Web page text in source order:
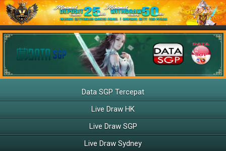
Data SGP Tercepat
Live Draw HK
Live Draw SGP
Live Draw Sydney